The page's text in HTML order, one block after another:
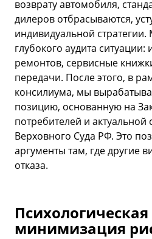
возврату автомобиля,
дилеров отбрасываются,
индивидуальной
глубокого аудита
ремонтов, сервисные
передачи. После этого, в
консилиума, мы
позицию, основанную на
потребителей и актуальной
Верховного Суда РФ. Это
аргументы там, где другие
отказа.
минимизация